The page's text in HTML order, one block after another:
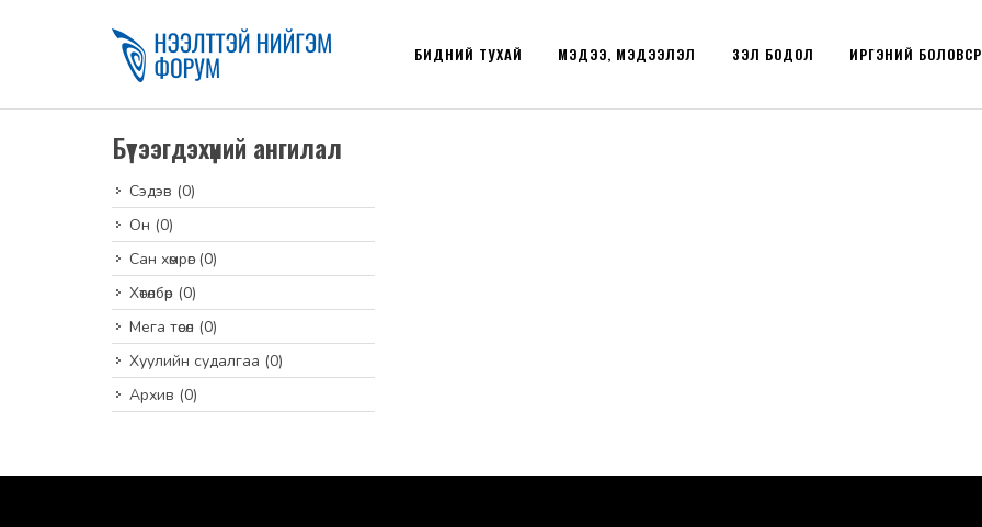
БИДНИЙ ТУХАЙ МЭДЭЭ, МЭДЭЭЛЭЛ ҮЗЭЛ БОДОЛ ИРГЭНИЙ
Бүтээгдэхүүний ангилал
Сэдэв (0)
Он (0)
Сан хөмрөг(0)
Хөтөлбөр (0)
Мега төсөл (0)
Хуулийн судалгаа (0)
Архив (0)